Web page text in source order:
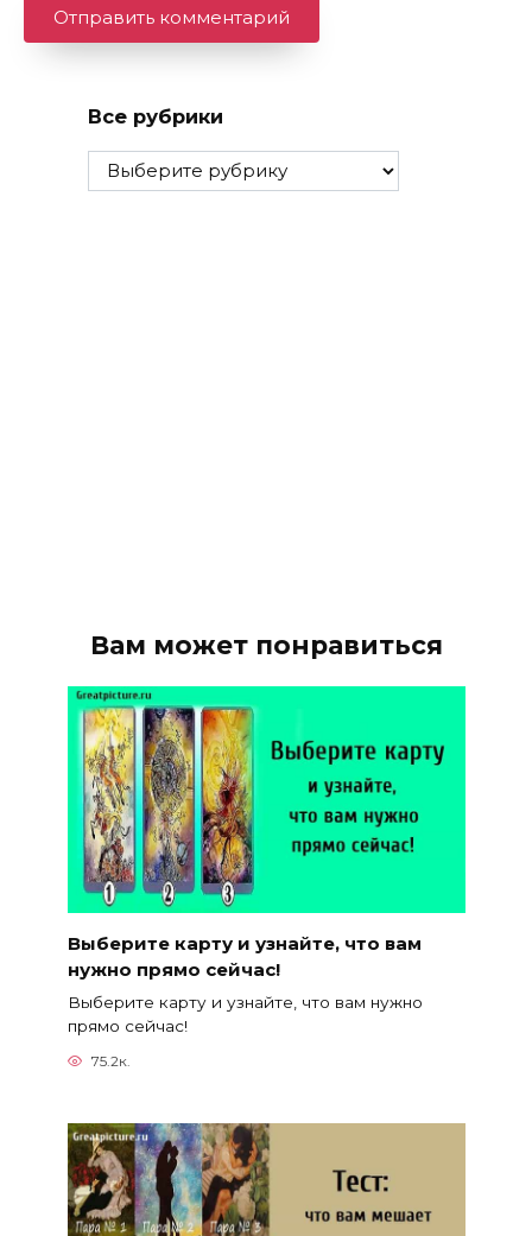
Все рубрики
Все
рубрики
Вам может понравиться
Выберите карту и узнайте, что вам
нужно прямо сейчас!
Выберите карту и узнайте, что вам нужно
прямо сейчас!
75.2к.